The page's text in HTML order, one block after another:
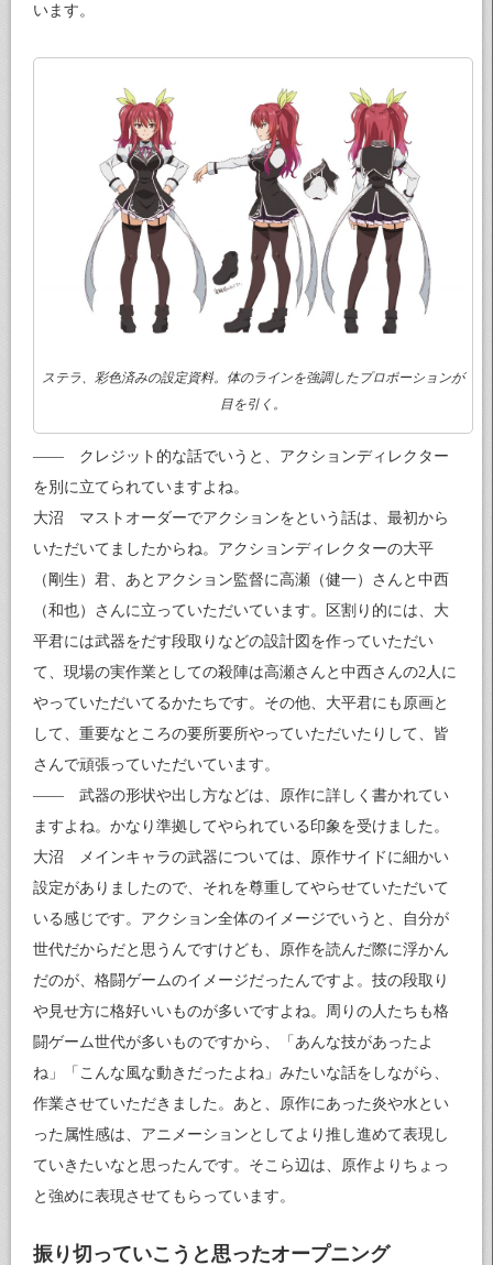
います。
ステラ、彩色済みの設定資料。体のラインを強調したプロポーションが
目を引く。
—— クレジット的な話でいうと、アクションディレクター
を別に立てられていますよね。
大沼 マストオーダーでアクションをという話は、最初から
いただいてましたからね。アクションディレクターの大平
（剛生）君、あとアクション監督に高瀬（健一）さんと中西
（和也）さんに立っていただいています。区割り的には、大
平君には武器をだす段取りなどの設計図を作っていただい
て、現場の実作業としての殺陣は高瀬さんと中西さんの2人に
やっていただいてるかたちです。その他、大平君にも原画と
して、重要なところの要所要所やっていただいたりして、皆
さんで頑張っていただいています。
—— 武器の形状や出し方などは、原作に詳しく書かれてい
ますよね。かなり準拠してやられている印象を受けました。
大沼 メインキャラの武器については、原作サイドに細かい
設定がありましたので、それを尊重してやらせていただいて
いる感じです。アクション全体のイメージでいうと、自分が
世代だからだと思うんですけども、原作を読んだ際に浮かん
だのが、格闘ゲームのイメージだったんですよ。技の段取り
や見せ方に格好いいものが多いですよね。周りの人たちも格
闘ゲーム世代が多いものですから、「あんな技があったよ
ね」「こんな風な動きだったよね」みたいな話をしながら、
作業させていただきました。あと、原作にあった炎や水とい
った属性感は、アニメーションとしてより推し進めて表現し
ていきたいなと思ったんです。そこら辺は、原作よりちょっ
と強めに表現させてもらっています。
振り切っていこうと思ったオープニング